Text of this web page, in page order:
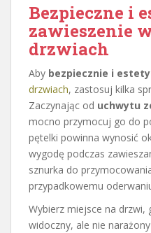
Bezpieczne i
zawieszenie
drzwiach
Aby bezpiecznie i
drzwiach, zastosuj kilka
Zaczynając od uchwytu
mocno przymocuj go do
pętelki powinna wynosić
wygodę podczas
sznurka do
przypadkowemu
Wybierz miejsce na drzwi,
widoczny, ale nie